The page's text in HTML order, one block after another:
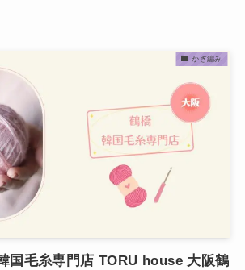
かぎ編み
国毛糸専門店 TORU house 大阪鶴